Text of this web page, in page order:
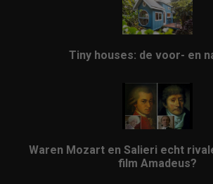
Tiny houses: de voor- en
Waren Mozart en Salieri echt
film Amadeus?